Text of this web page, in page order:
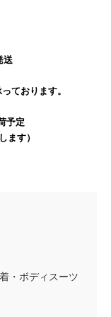
送
ております。
予定
ます）
・ボディスーツ